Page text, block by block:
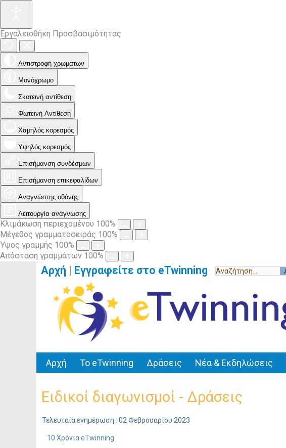
Εργαλειοθήκη Προσβασιμότητας
Αντιστροφή χρωμάτων
Μονόχρωμο
Σκοτεινή αντίθεση
Φωτεινή Αντίθεση
Χαμηλός κορεσμός
Υψηλός κορεσμός
Επισήμανση συνδέσμων
Επισήμανση επικεφαλίδων
Αναγνώστης οθόνης
Λειτουργία ανάγνωσης
Κλιμάκωση περιεχομένου 100%
Μέγεθος γραμματοσειράς 100%
Ύψος γραμμής 100%
Απόσταση γραμμάτων 100%
Αρχή | Εγγραφείτε στο eTwinning
Αρχή Το eTwinning Δράσεις Νέα & Εκδηλώσεις
Ειδικοί διαγωνισμοί - Δράσεις
Τελευταία ενημέρωση : 02 Φεβρουαρίου 2023
10 Χρόνια eTwinning